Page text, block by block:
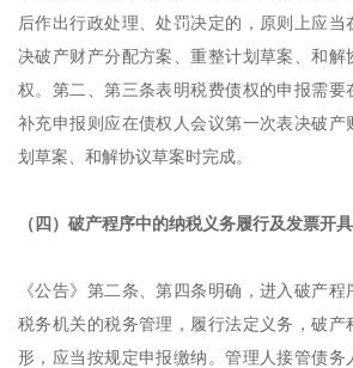
后作出行政处理、处罚决定的，原则上应当
决破产财产分配方案、重整计划草案、和
权。第二、第三条表明税费债权的申报需要
补充申报则应在债权人会议第一次表决破产
划草案、和解协议草案时完成。
（四）破产程序中的纳税义务履行及发票开具
《公告》第二条、第四条明确，进入破产
税务机关的税务管理，履行法定义务，破产
形，应当按规定申报缴纳。管理人接管债务